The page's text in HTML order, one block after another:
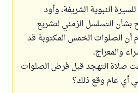
النبوية الشريفة، وأود
التسلسل الزمني لتشريع
أن الصلوات الخمس المكتوبة قد
والمعراج.
صلاة التهجد قبل فرض الصلوات
أي عام وقع ذلك؟